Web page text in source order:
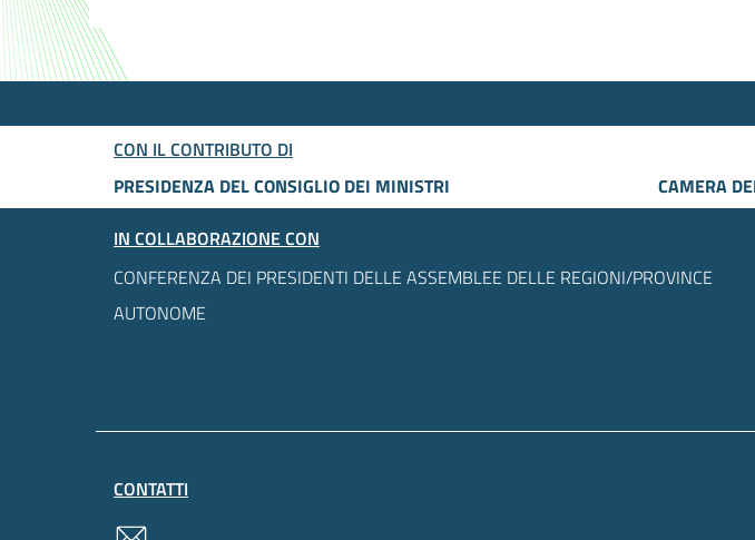
CON IL CONTRIBUTO DI
PRESIDENZA DEL CONSIGLIO DEI MINISTRI
CAMERA
IN COLLABORAZIONE CON
CONFERENZA DEI PRESIDENTI DELLE ASSEMBLEE DELLE REGIONI/PROVINCE
AUTONOME
CONTATTI